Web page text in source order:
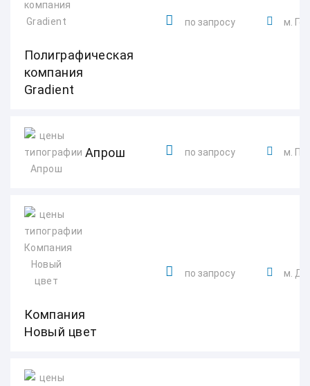
Полиграфическая
компания
Gradient
по запросу м.
Апрош по запросу м.
Компания
Новый цвет
по запросу м.